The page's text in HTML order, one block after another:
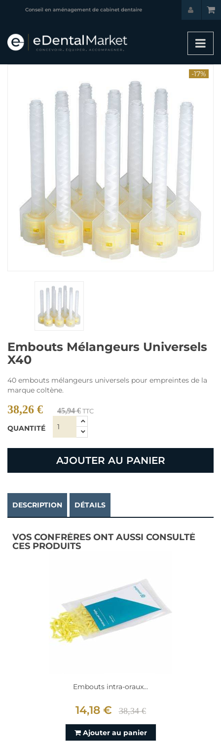
Conseil en aménagement de cabinet dentaire
-17%
Embouts Mélangeurs Universels
X40
40 embouts mélangeurs universels pour empreintes de la
marque coltène.
38,26 € 45,94 €TTC
QUANTITÉ
AJOUTER AU PANIER
DESCRIPTION DÉTAILS
VOS CONFRÈRES ONT AUSSI CONSULTÉ
CES PRODUITS
Embouts intra-oraux...
14,18 € 38,34 €
Ajouter au panier